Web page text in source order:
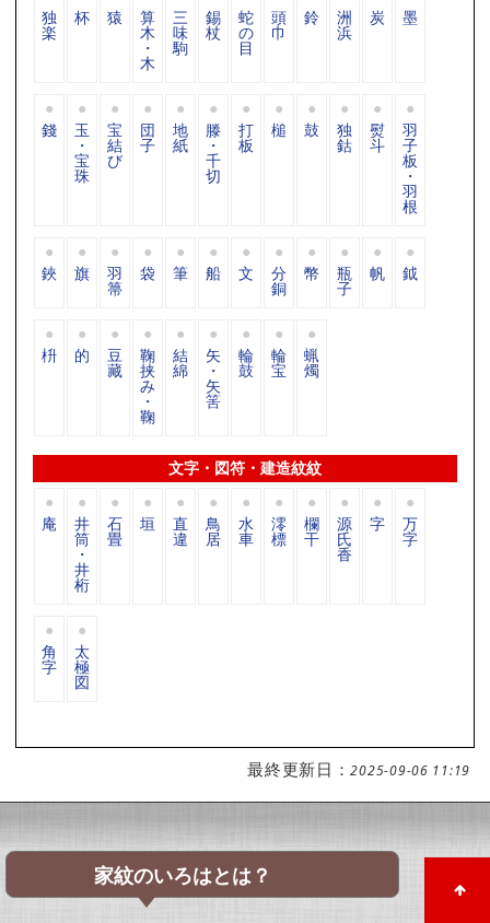
独
楽
杯 猿 算
木
・
木
三
味
駒
錫
杖
蛇
の
目
頭
巾
鈴 洲
浜
炭 墨
錢 玉
・
宝
珠
宝
結
び
団
子
地
紙
滕
・
千
切
打
板
槌 鼓 独
鈷
熨
斗
羽
子
板
・
羽
根
鋏 旗 羽
箒
袋 筆 船 文 分
銅
幣 瓶
子
帆 鉞
枡 的 豆
藏
鞠
挟
み
・
鞠
結
綿
矢
・
矢
筈
輪
鼓
輪
宝
蝋
燭
文字・図符・建造紋紋
庵 井
筒
・
井
桁
石
畳
垣 直
違
鳥
居
水
車
澪
標
欄
干
源
氏
香
字 万
字
角
字
太
極
図
最終更新日：2025-09-06 11:19
家紋のいろはとは？